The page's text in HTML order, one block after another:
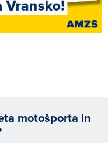
motošporta in